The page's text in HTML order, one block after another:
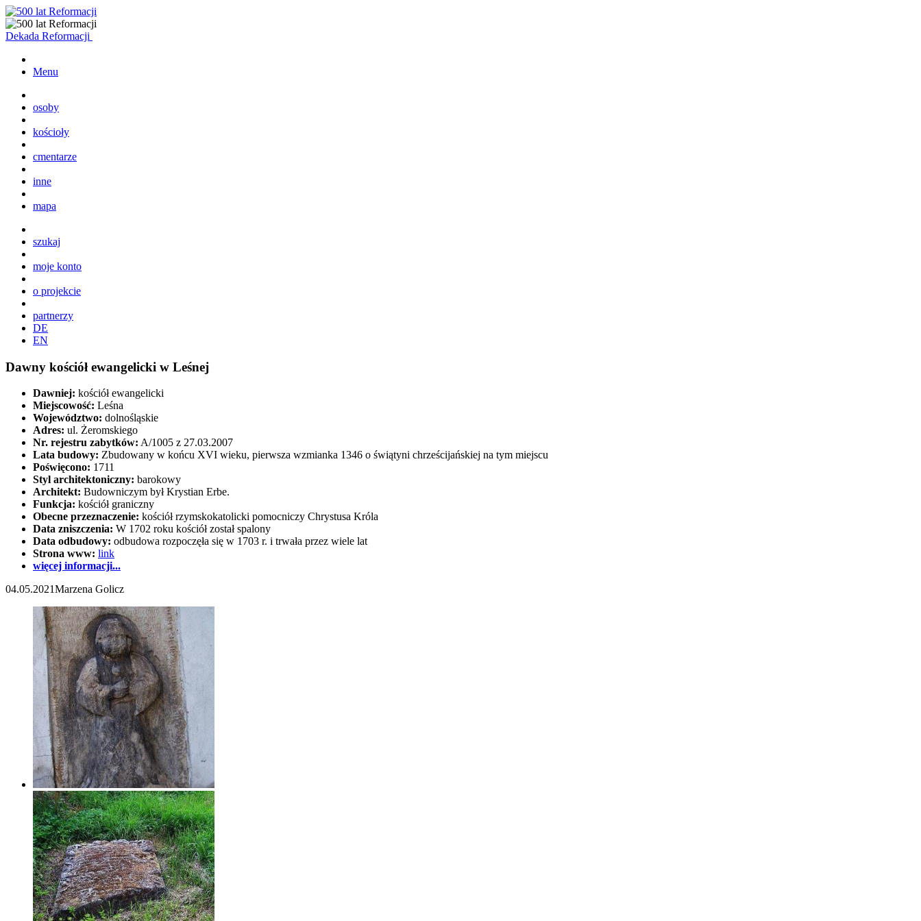
Dekada Reformacji
Menu
osoby
kościoły
cmentarze
inne
mapa
szukaj
moje konto
o projekcie
partnerzy
DE
EN
Dawny kościół ewangelicki w Leśnej
Dawniej: kościół ewangelicki
Miejscowość: Leśna
Województwo: dolnośląskie
Adres: ul. Żeromskiego
Nr. rejestru zabytków: A/1005 z 27.03.2007
Lata budowy: Zbudowany w końcu XVI wieku, pierwsza wzmianka 1346 o świątyni chrześcijańskiej na tym miejscu
Poświęcono: 1711
Styl architektoniczny: barokowy
Architekt: Budowniczym był Krystian Erbe.
Funkcja: kościół graniczny
Obecne przeznaczenie: kościół rzymskokatolicki pomocniczy Chrystusa Króla
Data zniszczenia: W 1702 roku kościół został spalony
Data odbudowy: odbudowa rozpoczęła się w 1703 r. i trwała przez wiele lat
Strona www: link
więcej informacji...
04.05.2021Marzena Golicz